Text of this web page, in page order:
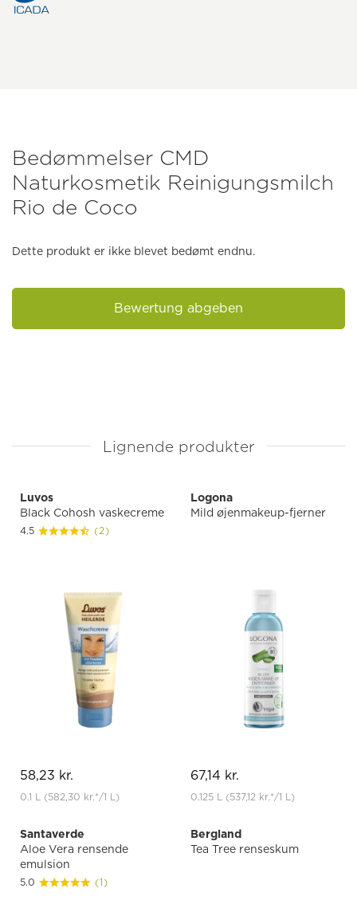
Bedømmelser CMD
Naturkosmetik Reinigungsmilch
Rio de Coco
Dette produkt er ikke blevet bedømt endnu.
Bewertung abgeben
Lignende produkter
Luvos
Black Cohosh vaskecreme
4.5 (2)
58,23 kr.
0.1 L (582,30 kr.*/1 L)
Logona
Mild øjenmakeup-fjerner
67,14 kr.
0.125 L (537,12 kr.*/1 L)
Santaverde
Aloe Vera rensende
emulsion
5.0 (1)
Bergland
Tea Tree renseskum